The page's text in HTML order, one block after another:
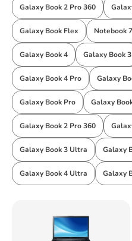
Galaxy Book 2 Pro 360
Galaxy Book Flex Notebook 7
Galaxy Book 4 Galaxy Book 3
Galaxy Book 4 Pro Galaxy
Galaxy Book Pro Galaxy
Galaxy Book 2 Pro 360
Galaxy Book 3 Ultra Galaxy
Galaxy Book 4 Ultra Galaxy